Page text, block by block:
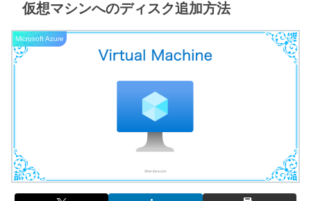
仮想マシンへのディスク追加方法
Microsoft Azure